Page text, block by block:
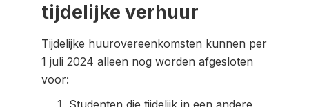
tijdelijke verhuur
Tijdelijke huurovereenkomsten kunnen per
1 juli 2024 alleen nog worden afgesloten
voor: